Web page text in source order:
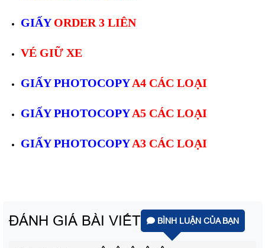
GIẤYORDER 3 LIÊN
VÉ GIỮ XE
GIẤY PHOTOCOPYA4 CÁC LOẠI
GIẤY PHOTOCOPYA5 CÁC LOẠI
GIẤY PHOTOCOPYA3 CÁC LOẠI
ĐÁNH GIÁ BÀI VIẾT BÌNH LUẬN CỦA BẠN